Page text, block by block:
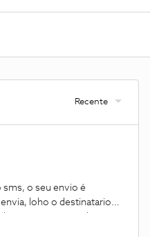
Recente
sms, o seu envio é
loho o destinatario
ja testei com ela
acontece, as sms sao